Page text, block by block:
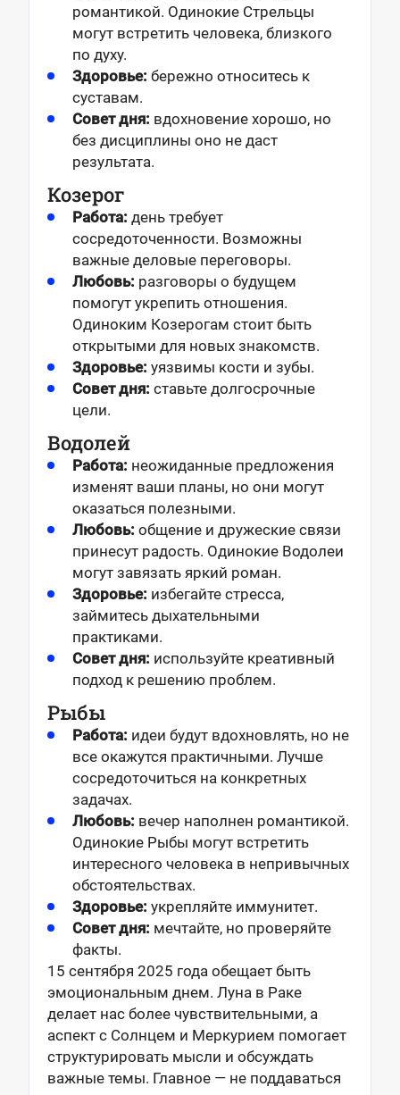
романтикой. Одинокие Стрельцы
могут встретить человека, близкого
по духу.
Здоровье: бережно относитесь к
суставам.
Совет дня: вдохновение хорошо, но
без дисциплины оно не даст
результата.
Козерог
Работа: день требует
сосредоточенности. Возможны
важные деловые переговоры.
Любовь: разговоры о будущем
помогут укрепить отношения.
Одиноким Козерогам стоит быть
открытыми для новых знакомств.
Здоровье: уязвимы кости и зубы.
Совет дня: ставьте долгосрочные
цели.
Водолей
Работа: неожиданные предложения
изменят ваши планы, но они могут
оказаться полезными.
Любовь: общение и дружеские связи
принесут радость. Одинокие Водолеи
могут завязать яркий роман.
Здоровье: избегайте стресса,
займитесь дыхательными
практиками.
Совет дня: используйте креативный
подход к решению проблем.
Рыбы
Работа: идеи будут вдохновлять, но не
все окажутся практичными. Лучше
сосредоточиться на конкретных
задачах.
Любовь: вечер наполнен романтикой.
Одинокие Рыбы могут встретить
интересного человека в непривычных
обстоятельствах.
Здоровье: укрепляйте иммунитет.
Совет дня: мечтайте, но проверяйте
факты.
15 сентября 2025 года обещает быть
эмоциональным днем. Луна в Раке
делает нас более чувствительными, а
аспект с Солнцем и Меркурием помогает
структурировать мысли и обсуждать
важные темы. Главное — не поддаваться